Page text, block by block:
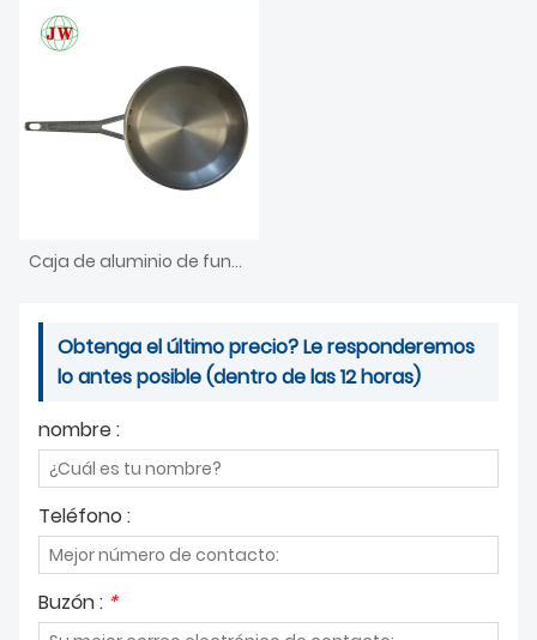
Caja de aluminio de fundición a presión para caja de hierro electrónico
Obtenga el último precio? Le responderemos
lo antes posible (dentro de las 12 horas)
nombre :
Teléfono :
Buzón : *